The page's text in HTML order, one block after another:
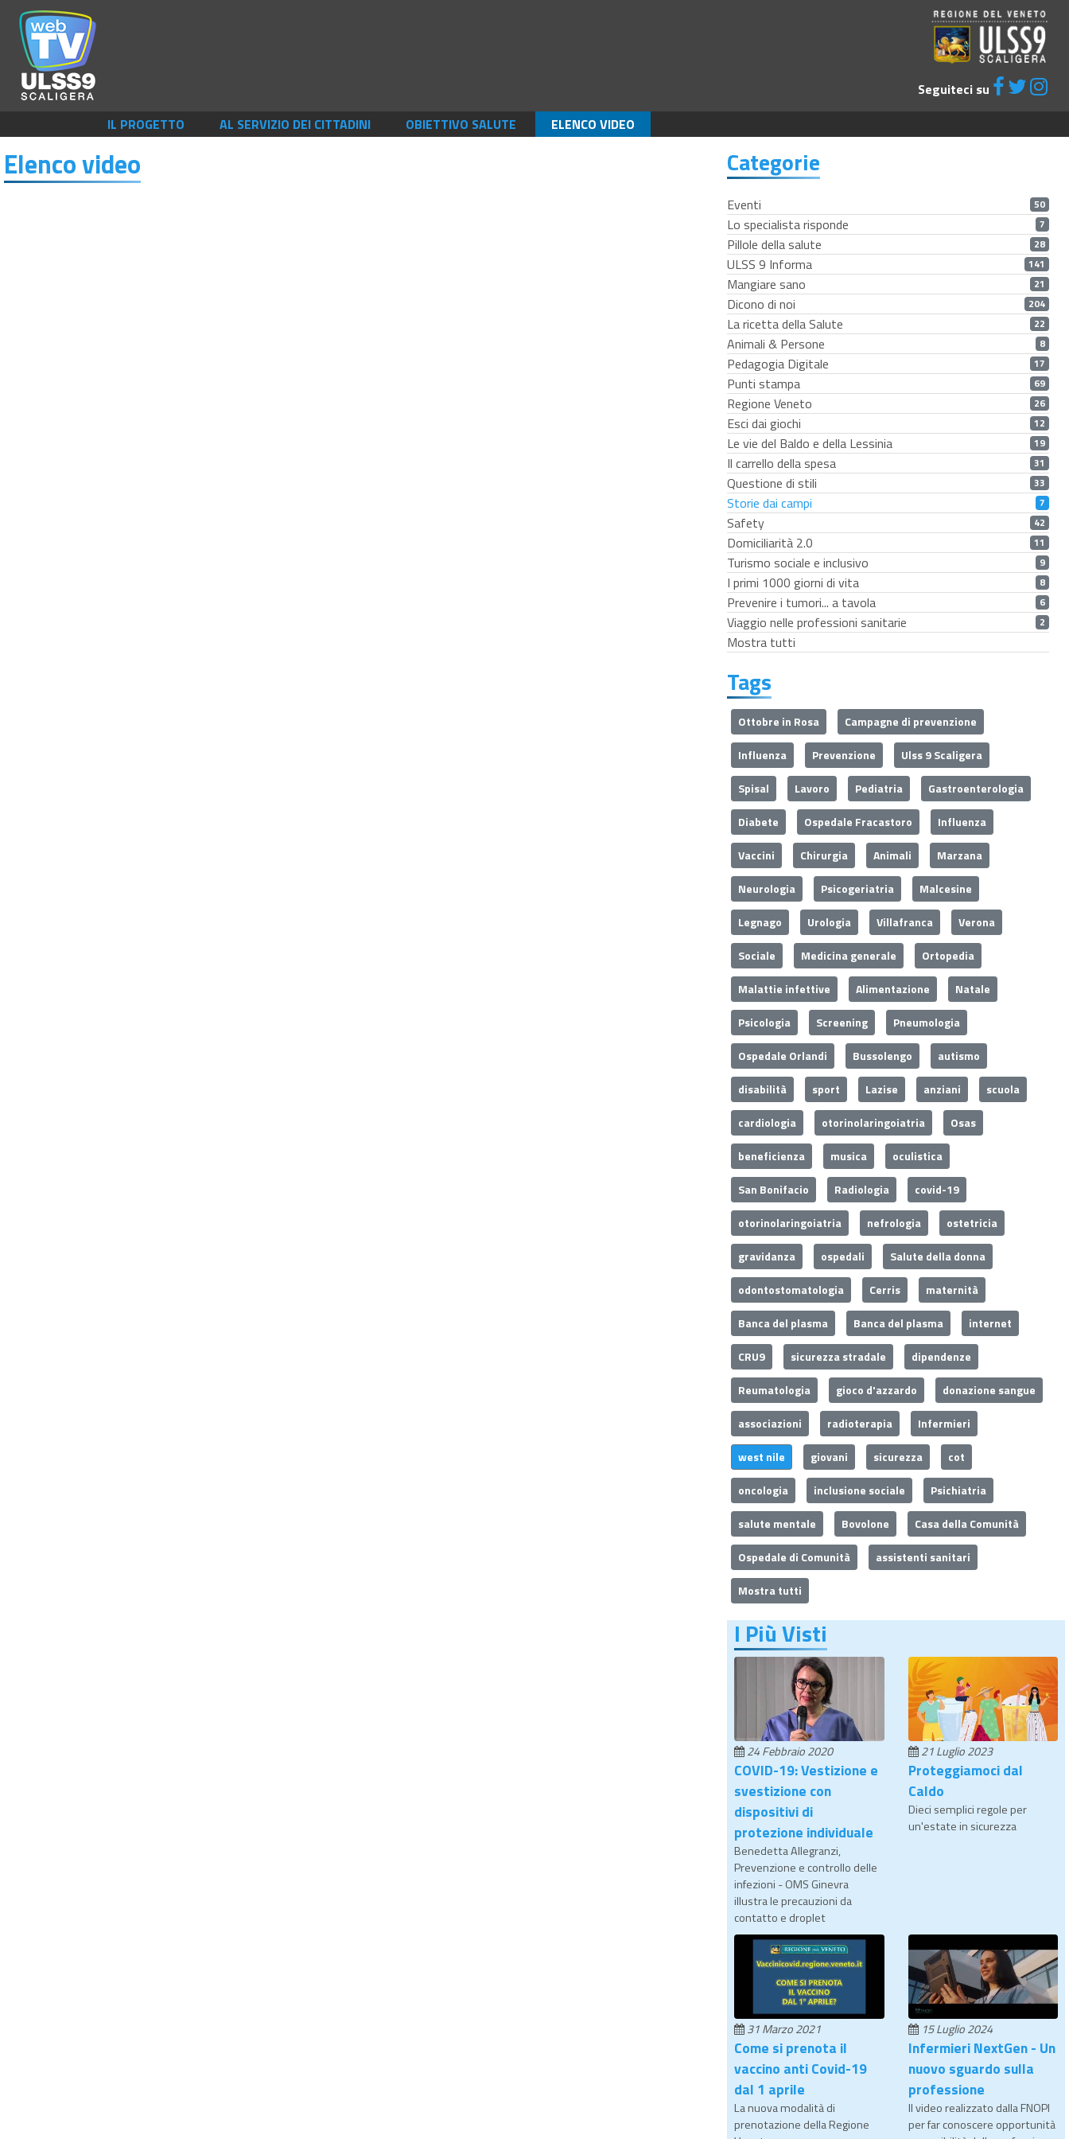
Seguiteci su
IL PROGETTO
AL SERVIZIO DEI CITTADINI OBIETTIVO SALUTE ELENCO VIDEO
Elenco video Categorie
Eventi 50
Lo specialista risponde 7
Pillole della salute 28
ULSS 9 Informa 141
Mangiare sano 21
Dicono di noi 204
La ricetta della Salute 22
Animali & Persone 8
Pedagogia Digitale 17
Punti stampa 69
Regione Veneto 26
Esci dai giochi 12
Le vie del Baldo e della Lessinia 19
Il carrello della spesa 31
Questione di stili 33
Storie dai campi 7
Safety 42
Domiciliarità 2.0 11
Turismo sociale e inclusivo 9
I primi 1000 giorni di vita 8
Prevenire i tumori... a tavola 6
Viaggio nelle professioni sanitarie 2
Mostra tutti
Tags
Ottobre in Rosa
Campagne di prevenzione
Influenza
Prevenzione
Ulss 9 Scaligera
Spisal
Lavoro Pediatria
Gastroenterologia
Diabete
Ospedale Fracastoro
Influenza
Vaccini
Chirurgia Animali
Marzana
Neurologia
Psicogeriatria
Malcesine
Legnago
Urologia Villafranca
Verona
Sociale
Medicina generale
Ortopedia
Malattie infettive
Alimentazione
Natale
Psicologia
Screening
Pneumologia
Ospedale Orlandi
Bussolengo
autismo
disabilità
sport Lazise anziani
scuola
cardiologia
otorinolaringoiatria
Osas
beneficienza
musica
oculistica
San Bonifacio
Radiologia
covid-19
otorinolaringoiatria
nefrologia
ostetricia
gravidanza
ospedali
Salute della donna
odontostomatologia
Cerris
maternità
Banca del plasma
Banca del plasma
internet
CRU9
sicurezza stradale
dipendenze
Reumatologia
gioco d'azzardo
donazione sangue
associazioni
radioterapia
Infermieri
west nile
giovani sicurezza
cot
oncologia
inclusione sociale
Psichiatria
salute mentale
Bovolone
Casa della Comunità
Ospedale di Comunità
assistenti sanitari
Mostra tutti
I Più Visti
24 Febbraio 2020
COVID-19: Vestizione e
svestizione con
dispositivi di
protezione individuale
Benedetta Allegranzi,
Prevenzione e controllo delle
infezioni - OMS Ginevra
illustra le precauzioni da
contatto e droplet
21 Luglio 2023
Proteggiamoci dal
Caldo
Dieci semplici regole per
un'estate in sicurezza
31 Marzo 2021
Come si prenota il
vaccino anti Covid-19
dal 1 aprile
La nuova modalità di
prenotazione della Regione
15 Luglio 2024
Infermieri NextGen - Un
nuovo sguardo sulla
professione
Il video realizzato dalla FNOPI
per far conoscere opportunità